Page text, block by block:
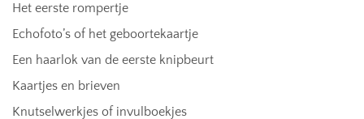
Het eerste rompertje
Echofoto’s of het geboortekaartje
Een haarlok van de eerste knipbeurt
Kaartjes en brieven
Knutselwerkjes of invulboekjes